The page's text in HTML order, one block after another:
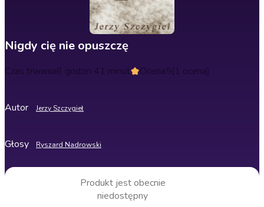
Nigdy cię nie opuszczę
Czas trwania6 godzin 41 minut Ocena5(1 ocena)
Autor Jerzy Szczygieł
Głosy Ryszard Nadrowski
Produkt jest obecnie
niedostępny